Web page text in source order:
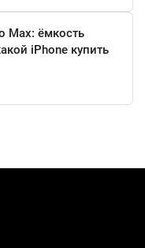
Max: ёмкость
iPhone купить